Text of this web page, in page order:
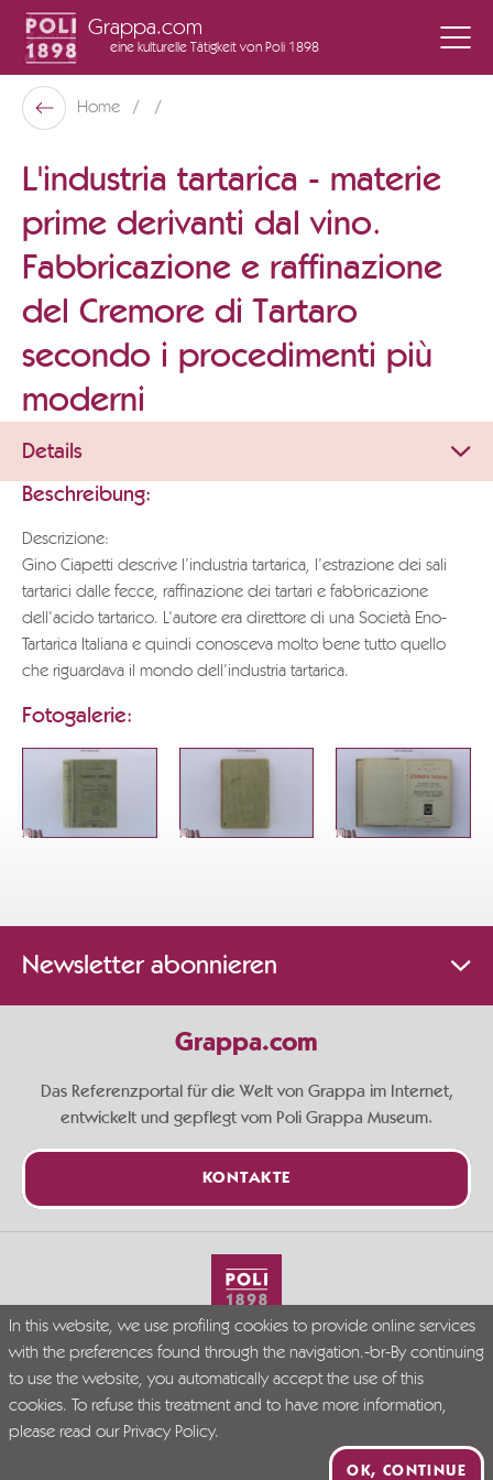
Grappa.com
eine kulturelle Tätigkeit von Poli 1898
Poli Museo Della Grappa
Zurück
Home
L'industria tartarica - materie
prime derivanti dal vino.
Fabbricazione e raffinazione
del Cremore di Tartaro
secondo i procedimenti più
moderni
Details
Beschreibung:
Descrizione:
Gino Ciapetti descrive l’industria tartarica, l’estrazione dei sali
tartarici dalle fecce, raffinazione dei tartari e fabbricazione
dell’acido tartarico. L’autore era direttore di una Società Eno-
Tartarica Italiana e quindi conosceva molto bene tutto quello
che riguardava il mondo dell’industria tartarica.
Fotogalerie:
Newsletter abonnieren
Grappa.com
Das Referenzportal für die Welt von Grappa im Internet,
entwickelt und gepflegt vom Poli Grappa Museum.
KONTAKTE
Live Grappa responsibly
© Grappa.com
P.I. 02723300246
PR VENETO FESR 2021-2027. DGR N. 339/2023
In this website, we use profiling cookies to provide online services
with the preferences found through the navigation.-br-By continuing
to use the website, you automatically accept the use of this
cookies. To refuse this treatment and to have more information,
please read our Privacy Policy.
OK, CONTINUE